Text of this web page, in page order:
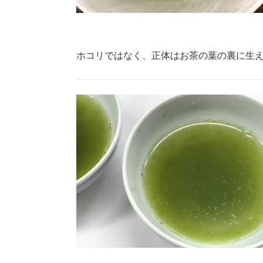
ホコリではなく、正体はお茶の葉の裏に生え